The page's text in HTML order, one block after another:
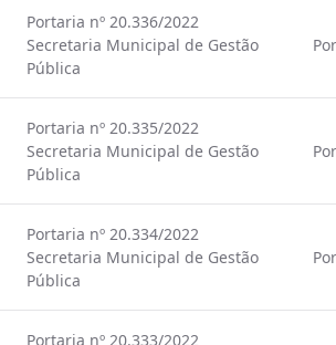
Portaria nº 20.336/2022
Secretaria Municipal de Gestão
Pública
Portaria nº 20.335/2022
Secretaria Municipal de Gestão
Pública
Portaria nº 20.334/2022
Secretaria Municipal de Gestão
Pública
Portaria nº 20.333/2022